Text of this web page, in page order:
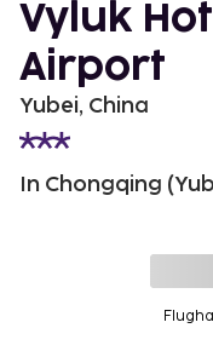
Vyluk
Airport
Yubei, China
In Chongqing